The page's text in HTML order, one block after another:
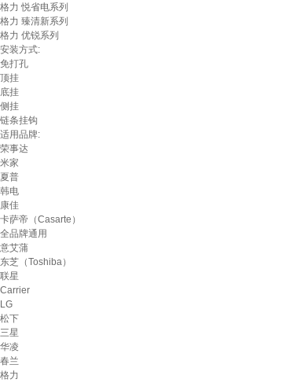
格力 悦省电系列
格力 臻清新系列
格力 优锐系列
安装方式:
免打孔
顶挂
底挂
侧挂
链条挂钩
适用品牌:
荣事达
米家
夏普
韩电
康佳
卡萨帝（Casarte）
全品牌通用
意艾蒲
东芝（Toshiba）
联星
Carrier
LG
松下
三星
华凌
春兰
格力